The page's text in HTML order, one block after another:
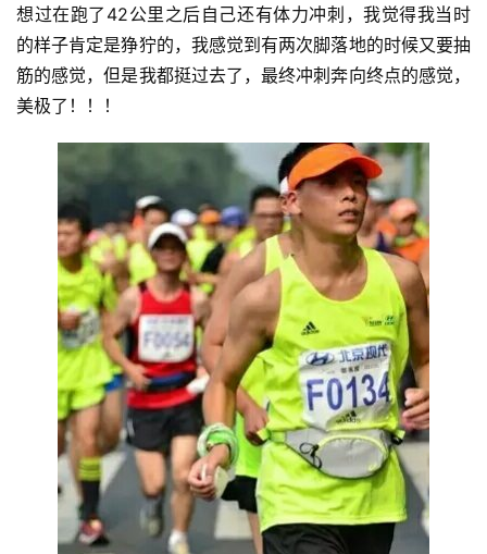
想过在跑了42公里之后自己还有体力冲刺，我觉得我当时
的样子肯定是狰狞的，我感觉到有两次脚落地的时候又要抽
筋的感觉，但是我都挺过去了，最终冲刺奔向终点的感觉，
美极了！！
！